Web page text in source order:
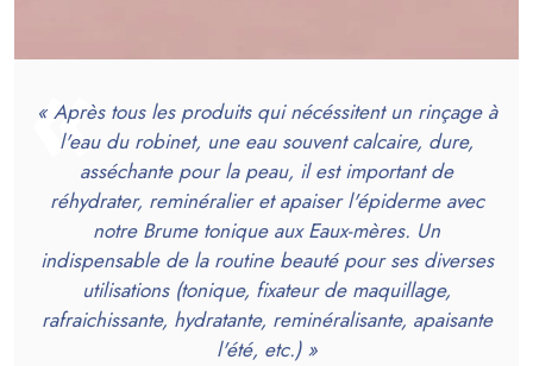
« Après tous les produits qui nécéssitent un rinçage à
l'eau du robinet, une eau souvent calcaire, dure,
asséchante pour la peau, il est important de
réhydrater, reminéralier et apaiser l'épiderme avec
notre Brume tonique aux Eaux-mères. Un
indispensable de la routine beauté pour ses diverses
utilisations (tonique, fixateur de maquillage,
rafraichissante, hydratante, reminéralisante, apaisante
l'été, etc.) »